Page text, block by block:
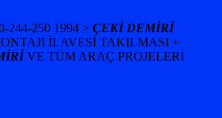
244-250 1994 > ÇEKİ DEMİRİ
İLAVESİ TAKILMASI +
VE TÜM ARAÇ PROJELERİ